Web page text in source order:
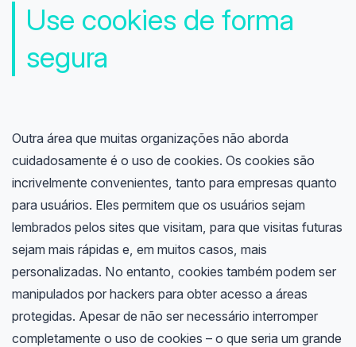
Use cookies de forma
segura
Outra área que muitas organizações não aborda
cuidadosamente é o uso de cookies. Os cookies são
incrivelmente convenientes, tanto para empresas quanto
para usuários. Eles permitem que os usuários sejam
lembrados pelos sites que visitam, para que visitas futuras
sejam mais rápidas e, em muitos casos, mais
personalizadas. No entanto, cookies também podem ser
manipulados por hackers para obter acesso a áreas
protegidas. Apesar de não ser necessário interromper
completamente o uso de cookies – o que seria um grande